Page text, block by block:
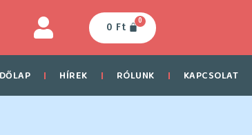
0 Ft
0
HÍREK RÓLUNK KAPCSOLAT